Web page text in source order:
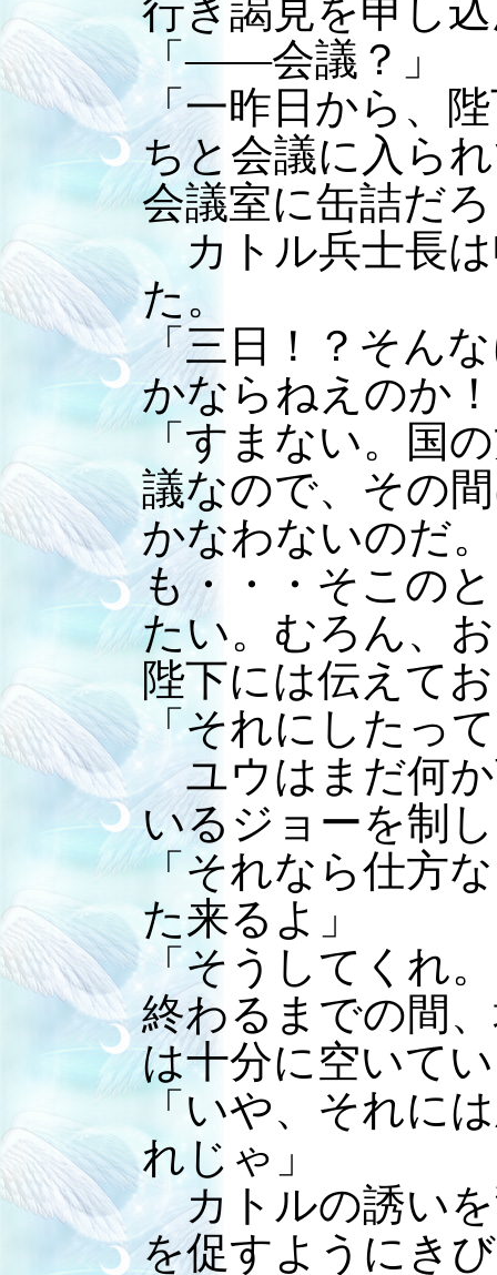
行き謁見を申し
「――会議？」
「一昨日から、
ちと会議に入ら
会議室に缶詰だ
カトル兵士長は
た。
「三日！？そん
かならねえのか
「すまない。国
議なので、その
かなわないのだ
も・・・そこの
たい。むろん、
陛下には伝えて
「それにしたっ
ユウはまだ何か
いるジョーを制
「それなら仕方
た来るよ」
「そうしてくれ
終わるまでの間
は十分に空いて
「いや、それに
れじゃ」
カトルの誘い
を促すようにき